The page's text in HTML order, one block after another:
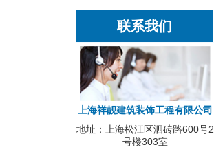
联系我们
上海祥靓建筑装饰工程有限公司
地址：上海松江区泗砖路600号2
号楼303室